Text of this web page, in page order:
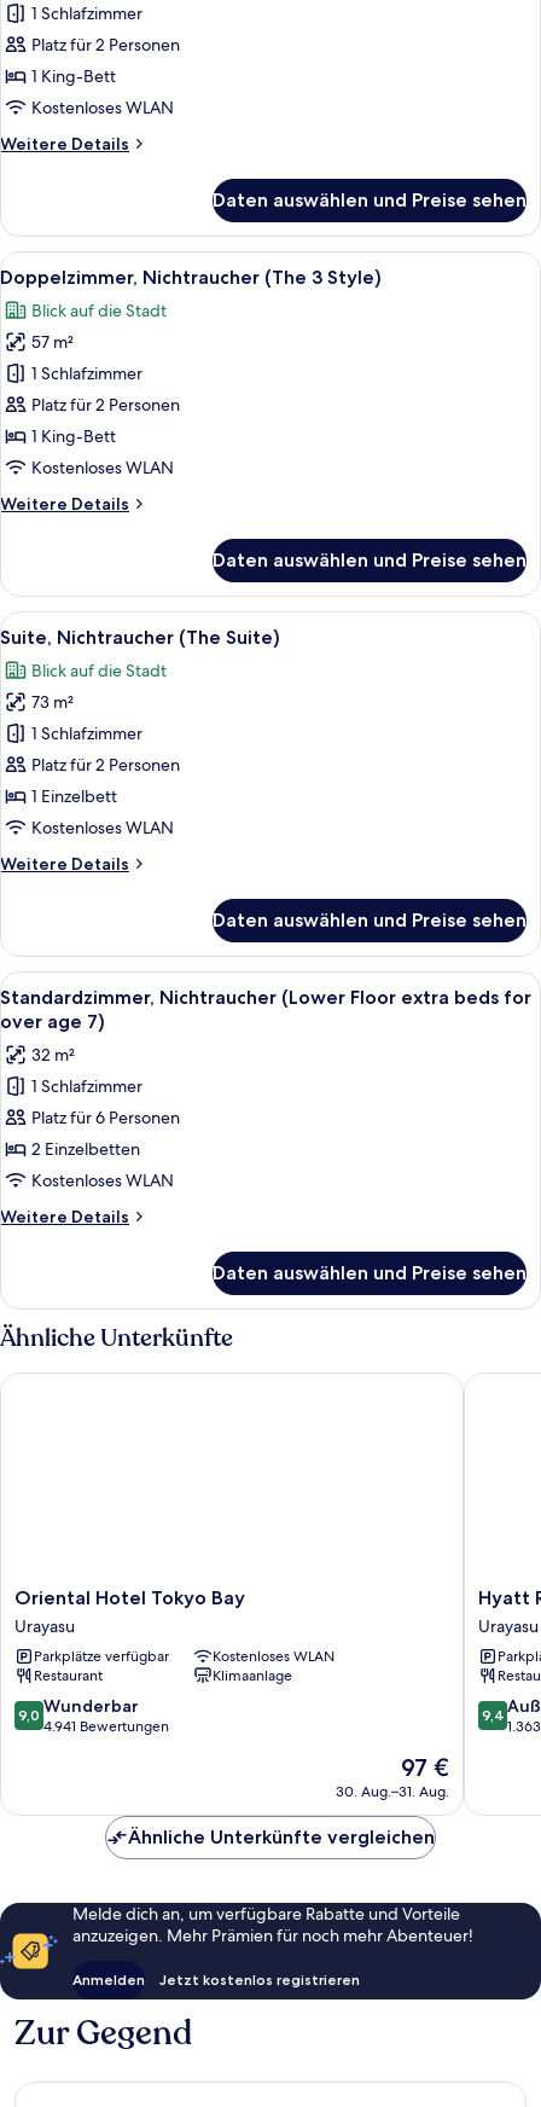
Nichtraucher
(King,
View
Bath
Sol-)
1 Schlafzimmer
Platz für 2 Personen
1 King-Bett
Kostenloses WLAN
Weitere Details
Weitere
Nichtraucher
(King,
View
Bath
-
Sol-)
Daten auswählen und Preise sehen
Alle
Fotos
für
Doppelzimmer,
Nichtraucher
(The
3
Style)
Ein modernes Badezimmer mit
7
Doppelzimmer, Nichtraucher (The 3 Style)
Blick auf die Stadt
57 m²
1 Schlafzimmer
Platz für 2 Personen
1 King-Bett
Kostenloses WLAN
Weitere Details
Weitere
Nichtraucher
(The
3
Daten auswählen und Preise sehen
Alle
Fotos
für
Suite,
Nichtraucher
(The
Suite)
anzeigen
Ein Schlafzimmer mit Steinsturz,
9
Suite, Nichtraucher (The Suite)
Blick auf die Stadt
73 m²
1 Schlafzimmer
Platz für 2 Personen
1 Einzelbett
Kostenloses WLAN
Weitere Details
Weitere
Nichtraucher
(The
Suite)
Daten auswählen und Preise sehen
Alle
Fotos
für
Standardzimmer,
Nichtraucher
(Lower
Floor
extra
beds
for
age
7)
anzeigen
Schreibtisch,
5
Standardzimmer, Nichtraucher (Lower Floor extra beds for
over age 7)
32 m²
1 Schlafzimmer
Platz für 6 Personen
2 Einzelbetten
Kostenloses WLAN
Weitere Details
Weitere
Nichtraucher
(Lower
Floor
beds
Daten auswählen und Preise sehen
Ähnliche Unterkünfte
Oriental
Hotel
Tokyo
Bay
Urayasu
Oriental Hotel Tokyo Bay
Urayasu
Parkplätze verfügbar
Kostenloses WLAN
Restaurant
Klimaanlage
9.0
von
Bewertungen
9,0 Wunderbar
4.941 Bewertungen
Der
Preis
beträgt
97 €
97 €
30. Aug.–31. Aug.
Oriental Hotel Tokyo Bay
Hyatt
Tokyo
Bay
Urayasu
Hyatt
Urayasu
9.4
von
9,4
Hyatt
Ähnliche Unterkünfte vergleichen
Melde dich an, um verfügbare Rabatte und Vorteile
anzuzeigen. Mehr Prämien für noch mehr Abenteuer!
Anmelden Jetzt kostenlos registrieren
Zur Gegend